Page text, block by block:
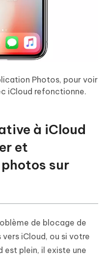
Photos, pour voir
iCloud refonctionne.
à iCloud
et
sur
de blocage de
iCloud, ou si votre
est plein, il existe une